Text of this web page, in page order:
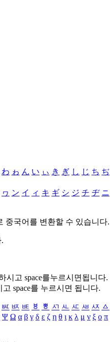
わ ゎ ん い ぃ き ぎ し じ ち ぢ
ヮ ン イ ィ キ ギ シ ジ チ ヂ ニ
중국어를 변환할 수 있습니다.
시고 space를누르시면됩니다.
space를 누르시면 됩니다.
ㅵ ㅶ ㅷ ㅸ ㅹ ㅺ ㅻ ㅼ ㅽ ㅾ ㅿ
Ψ Ω α β γ δ ε ζ η θ ι κ λ μ ν ξ ο π